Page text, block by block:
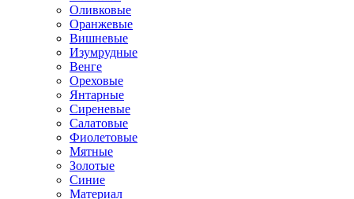
Оливковые
Оранжевые
Вишневые
Изумрудные
Венге
Ореховые
Янтарные
Сиреневые
Салатовые
Фиолетовые
Мятные
Золотые
Синие
Материал